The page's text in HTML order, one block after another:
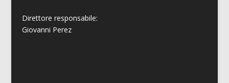
Direttore responsabile:
Giovanni Perez